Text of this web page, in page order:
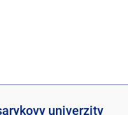
univerzity